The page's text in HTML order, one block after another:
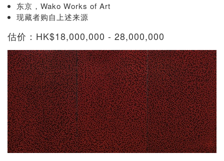
东京，Wako Works of Art
现藏者购自上述来源
估价：HK$18,000,000 - 28,000,000